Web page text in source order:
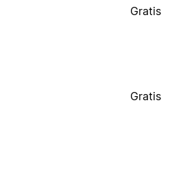
Gratis
Gratis